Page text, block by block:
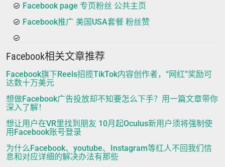
Facebook page 专页粉丝 公共主页
Facebook推广 美国USA套餐 粉丝赞
Facebook相关文章推荐
Facebook旗下Reels招揽TikTok内容创作者，“网红”奖励可
达数十万美元
想做Facebook广告投放却不知要怎么下手？用一篇文章带你
深入了解！
想让用户在VR里找到朋友 10月起Oculus新用户须将强制使
用Facebook账号登录
为什么Facebook、youtube、Instagram等红人不回我们信
息和对应详细的解决办法有那些